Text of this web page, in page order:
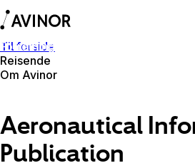
Til forside
Reisende
Om Avinor
Forretningspartner
Aeronautical
Publication